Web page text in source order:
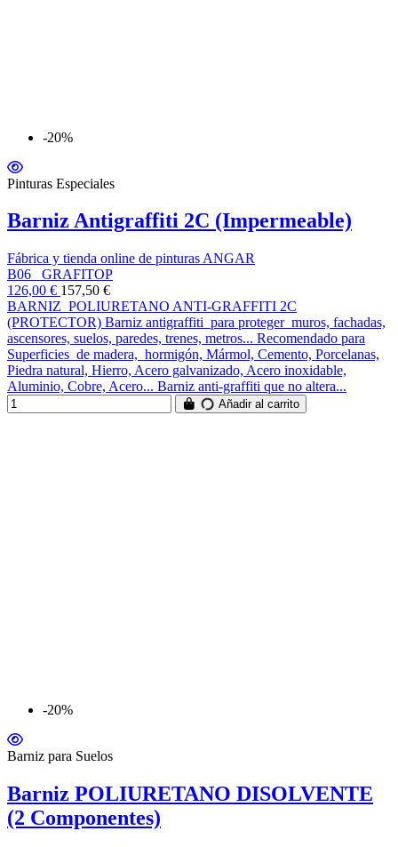
-20%
Pinturas Especiales
Barniz Antigraffiti 2C (Impermeable)
Fábrica y tienda online de pinturas ANGAR
B06_ GRAFITOP
126,00 € 157,50 €
BARNIZ POLIURETANO ANTI-GRAFFITI 2C
(PROTECTOR) Barniz antigraffiti para proteger muros, fachadas,
ascensores, suelos, paredes, trenes, metros... Recomendado para
Superficies de madera, hormigón, Mármol, Cemento, Porcelanas,
Piedra natural, Hierro, Acero galvanizado, Acero inoxidable,
Aluminio, Cobre, Acero... Barniz anti-graffiti que no altera...
Añadir al carrito
-20%
Barniz para Suelos
Barniz POLIURETANO DISOLVENTE
(2 Componentes)